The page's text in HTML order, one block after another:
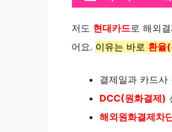
저도 현대카드로 해외
어요. 이유는 바로 환율
결제일과 카드사
DCC(원화결제)
해외원화결제차